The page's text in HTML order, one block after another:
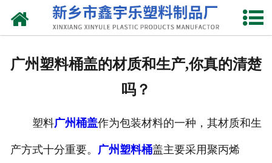
网站首页
广州塑料桶盖的材质和生产,你真的清楚
吗？
塑料广州桶盖作为包装材料的一种，其材质和生
产方式十分重要。 广州塑料桶盖主要采用聚丙烯